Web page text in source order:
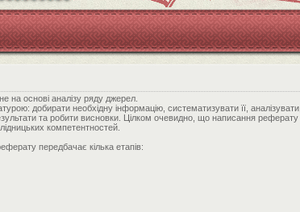
на основі аналізу ряду джерел.
добирати необхідну інформацію, систематизувати її, аналізувати,
та робити висновки. Цілком очевидно, що написання реферату
компетентностей.
передбачає кілька етапів: